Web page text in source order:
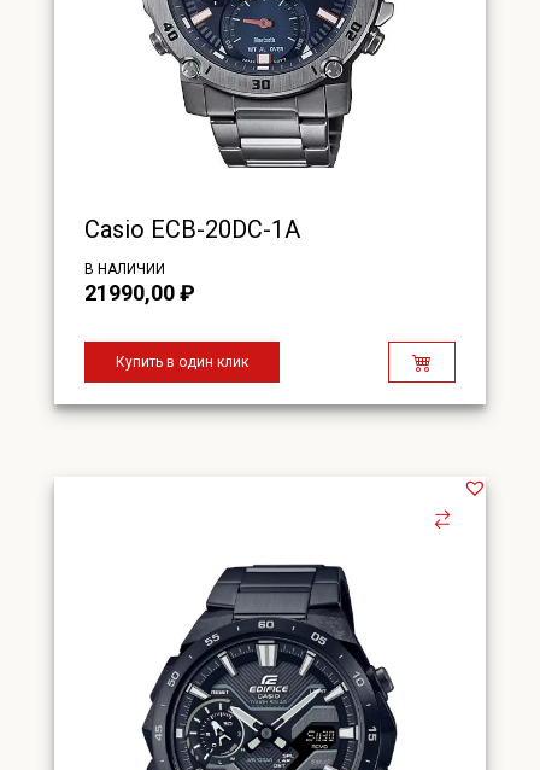
Casio ECB-20DC-1A
В НАЛИЧИИ
21990,00₽
Купить в один клик